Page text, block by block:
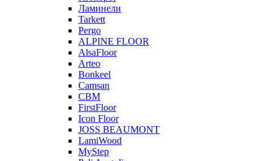
Ламинели
Tarkett
Pergo
ALPINE FLOOR
AlsaFloor
Arteo
Bonkeel
Camsan
CBM
FirstFloor
Icon Floor
JOSS BEAUMONT
LamiWood
MyStep